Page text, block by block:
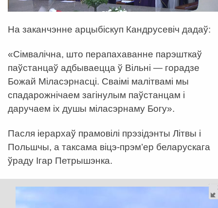
На заканчэнне арцыбіскуп Кандрусевіч дадаў:
«Сімвалічна, што перапахаванне парэшткаў
паўстанцаў адбываецца ў Вільні — горадзе
Божай Міласэрнасці. Cваімі малітвамі мы
спадарожнічаем загінулым паўстанцам і
даручаем іх душы міласэрнаму Богу».
Пасля іерархаў прамовілі прэзідэнты Літвы і
Польшчы, а таксама віцэ-прэм’ер беларускага
ўраду Ігар Петрышэнка.